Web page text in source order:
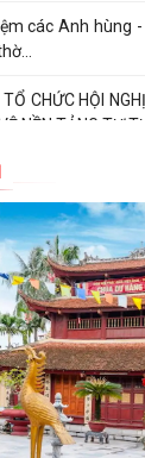
Bí thư
tặng Bằng...
- HĐND -
quà các gia
PHỐI HỢP VỚI
CHỨC TẶNG QUÀ
BÀNG
79 NĂM
- HĐND -
quà các gia
Lễ tưởng niệm và
sĩ nhân...